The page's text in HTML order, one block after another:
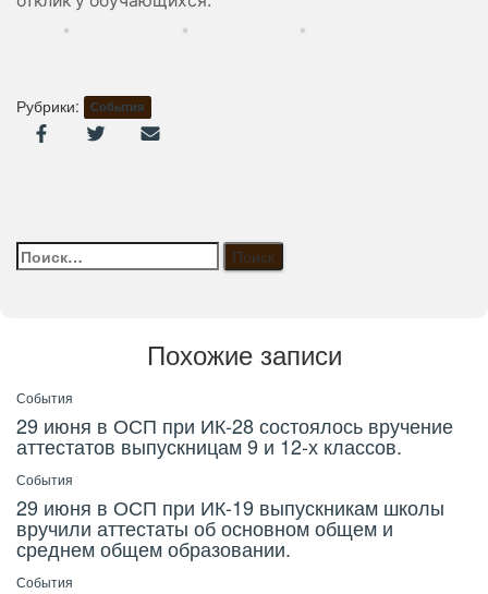
Рубрики: События
Найти:
Похожие записи
События
29 июня в ОСП при ИК-28 состоялось вручение
аттестатов выпускницам 9 и 12-х классов.
События
29 июня в ОСП при ИК-19 выпускникам школы
вручили аттестаты об основном общем и
среднем общем образовании.
События